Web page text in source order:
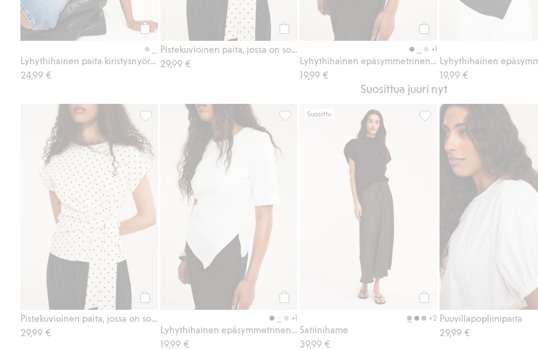
Lyhythihainen paita kiristysnyörillä
24,99 €
Pistekuvioinen paita, jossa on solmittava nauha
29,99 €
+1
Lyhythihainen epäsymmetrinen paita
19,99 €
19,99 €
Suosittua juuri nyt
Pistekuvioinen paita, jossa on solmittava nauha
29,99 €
Pistekuvioinen paita, jossa on solmittava nauha, Lisää suosikkeihin
+1
Lyhythihainen epäsymmetrinen paita
19,99 €
Lyhythihainen epäsymmetrinen paita, Lisää suosikkeihin
Suosittu
+2
Satiinihame
39,99 €
Satiinihame, Lisää suosikkeihin
Puuvillapopliinipaita
29,99 €